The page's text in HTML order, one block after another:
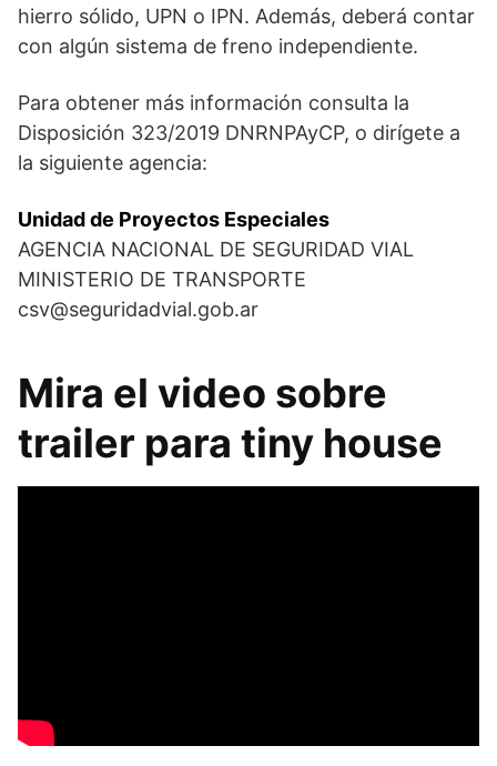
hierro sólido, UPN o IPN. Además, deberá contar
con algún sistema de freno independiente.
Para obtener más información consulta la
Disposición 323/2019 DNRNPAyCP, o dirígete a
la siguiente agencia:
Unidad de Proyectos Especiales
AGENCIA NACIONAL DE SEGURIDAD VIAL
MINISTERIO DE TRANSPORTE
csv@seguridadvial.gob.ar
Mira el video sobre
trailer para tiny house